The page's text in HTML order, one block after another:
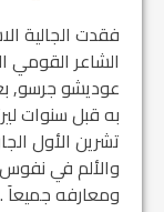
فقدت الجالية
الشاعر القومي
عوديشو جرسو,
به قبل سنوات
والألم في
ومعارفه جميعاَ .